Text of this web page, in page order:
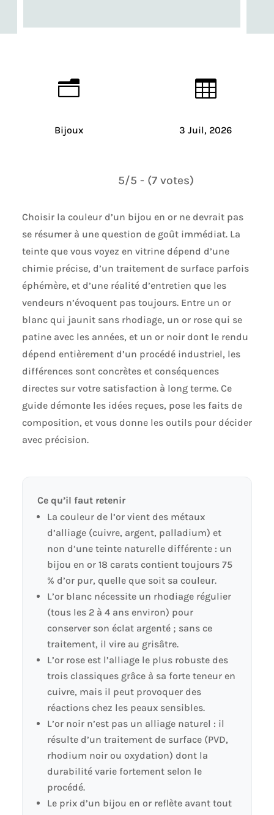
n
Bijoux

3 Juil, 2026
5/5 - (7 votes)
Choisir la couleur d’un bijou en or ne devrait pas
se résumer à une question de goût immédiat. La
teinte que vous voyez en vitrine dépend d’une
chimie précise, d’un traitement de surface parfois
éphémère, et d’une réalité d’entretien que les
vendeurs n’évoquent pas toujours. Entre un or
blanc qui jaunit sans rhodiage, un or rose qui se
patine avec les années, et un or noir dont le rendu
dépend entièrement d’un procédé industriel, les
différences sont concrètes et conséquences
directes sur votre satisfaction à long terme. Ce
guide démonte les idées reçues, pose les faits de
composition, et vous donne les outils pour décider
avec précision.
Ce qu’il faut retenir
La couleur de l’or vient des métaux
d’alliage (cuivre, argent, palladium) et
non d’une teinte naturelle différente : un
bijou en or 18 carats contient toujours 75
% d’or pur, quelle que soit sa couleur.
L’or blanc nécessite un rhodiage régulier
(tous les 2 à 4 ans environ) pour
conserver son éclat argenté ; sans ce
traitement, il vire au grisâtre.
L’or rose est l’alliage le plus robuste des
trois classiques grâce à sa forte teneur en
cuivre, mais il peut provoquer des
réactions chez les peaux sensibles.
L’or noir n’est pas un alliage naturel : il
résulte d’un traitement de surface (PVD,
rhodium noir ou oxydation) dont la
durabilité varie fortement selon le
procédé.
Le prix d’un bijou en or reflète avant tout